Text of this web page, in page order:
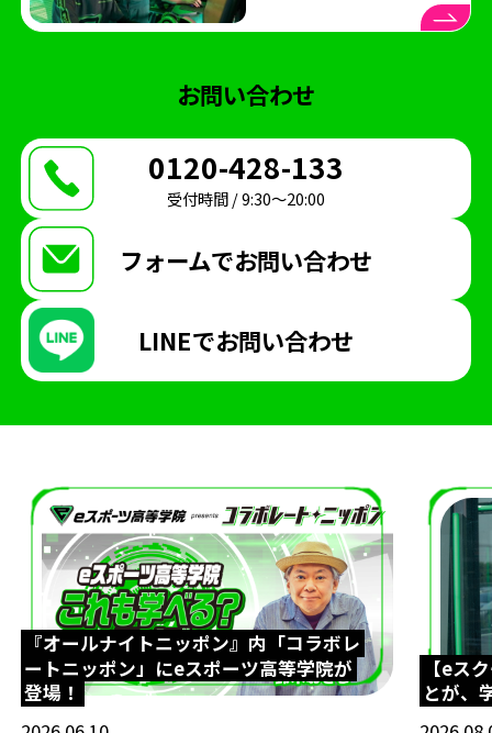
横浜開港祭
パシフィコ横浜
木村県知事
くまモン
ガリットチュウ
スザンヌ
第五人格
REJECT
Arneb
生徒インタビュー
国際交流
テキサスクリスチャン大学
eスポーツ英会話
ゲームトレーニング
ぷよぷよ
入間市 自治体
ボランティア
Apex Legends
東京大学 UTeS
防音室
博多
九州 福岡 博多マルイ
時間割
新学年
ドイツ大使館
ハリーポッター
アラジン
劇 クリエイター部
eスポーツ
シャドバ
ネスフェス
お問い合わせ
0120-428-133
受付時間 / 9:30〜20:00
フォームでお問い合わせ
LINEでお問い合わせ
『オールナイトニッポン』内「コラボレ
ートニッポン」にeスポーツ高等学院が
登場！
【eス
とが、